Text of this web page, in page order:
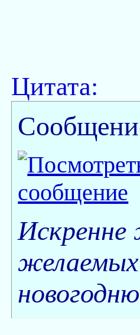
Цитата:
Искренне
желаемых